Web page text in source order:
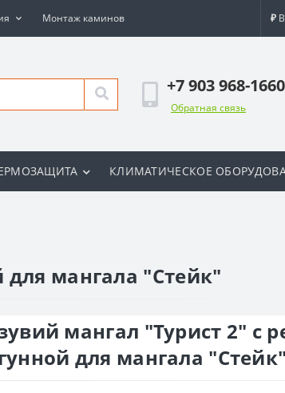
Монтаж каминов ₽
+7 903 968-1660
Обратная связь
КЛИМАТИЧЕСКОЕ
для мангала "Стейк"
мангал "Турист 2" с
для мангала "Стейк"